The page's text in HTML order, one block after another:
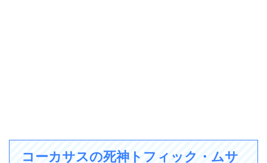
コーカサスの死神トフィック・ムサ